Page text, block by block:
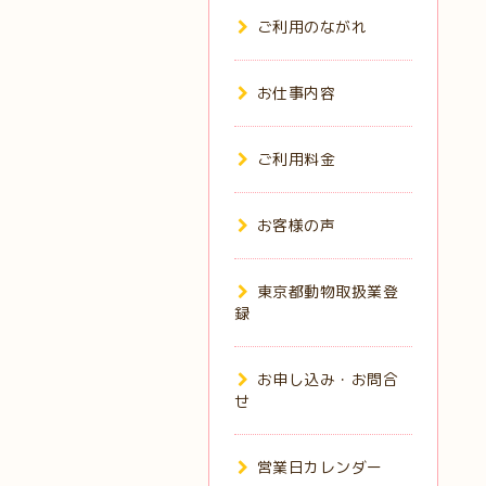
ご利用のながれ
お仕事内容
ご利用料金
お客様の声
東京都動物取扱業登
録
お申し込み・お問合
せ
営業日カレンダー